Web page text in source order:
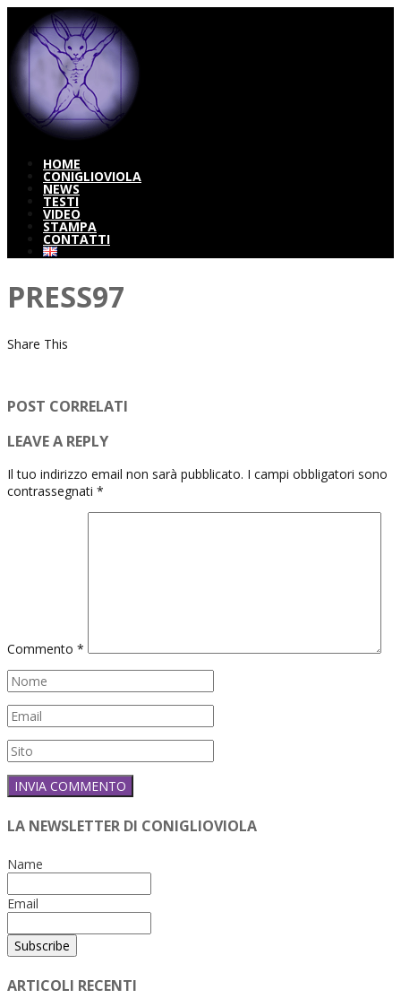
HOME
CONIGLIOVIOLA
NEWS
TESTI
VIDEO
STAMPA
CONTATTI
PRESS97
Share This
POST CORRELATI
LEAVE A REPLY
Il tuo indirizzo email non sarà pubblicato. I campi obbligatori sono
contrassegnati *
Commento *
LA NEWSLETTER DI CONIGLIOVIOLA
Name
Email
ARTICOLI RECENTI